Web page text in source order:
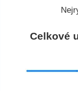
Celkové